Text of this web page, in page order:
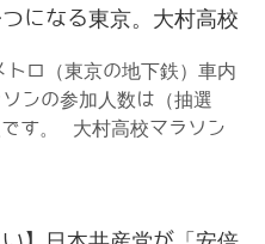
になる東京。大村高校
トロ（東京の地下鉄）車内
ンの参加人数は（抽選
す。 大村高校マラソン